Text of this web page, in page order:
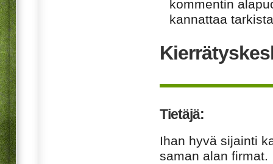
kommentin
kannattaa
Tietäjä:
Ihan hyvä sijainti
saman alan firmat.